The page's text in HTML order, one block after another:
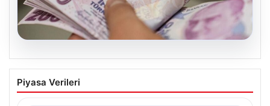
07.08.2026
Bayram ikramiyeleri ne zaman yatacak?
2026 Kurban Bayramı emekli ikramiye
Piyasa Verileri